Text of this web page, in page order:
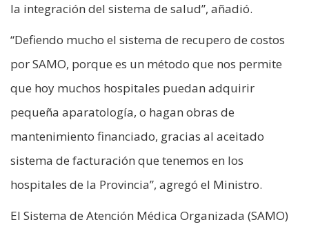
la integración del sistema de salud”, añadió.
“Defiendo mucho el sistema de recupero de costos
por SAMO, porque es un método que nos permite
que hoy muchos hospitales puedan adquirir
pequeña aparatología, o hagan obras de
mantenimiento financiado, gracias al aceitado
sistema de facturación que tenemos en los
hospitales de la Provincia”, agregó el Ministro.
El Sistema de Atención Médica Organizada (SAMO)